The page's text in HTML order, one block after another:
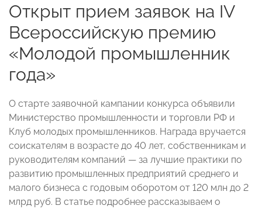
Открыт прием заявок на IV
Всероссийскую премию
«Молодой промышленник
года»
О старте заявочной кампании конкурса объявили
Министерство промышленности и торговли РФ и
Клуб молодых промышленников. Награда вручается
соискателям в возрасте до 40 лет, собственникам и
руководителям компаний — за лучшие практики по
развитию промышленных предприятий среднего и
малого бизнеса с годовым оборотом от 120 млн до 2
млрд руб. В статье подробнее рассказываем о